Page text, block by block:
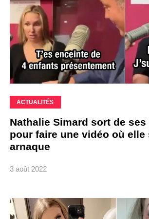
ACTUALITÉS
Nathalie Simard sort de ses
pour faire une vidéo où elle
arnaque
3 août 2022